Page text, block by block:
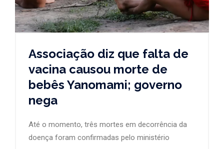
Associação diz que falta de
vacina causou morte de
bebês Yanomami; governo
nega
Até o momento, três mortes em decorrência da
doença foram confirmadas pelo ministério